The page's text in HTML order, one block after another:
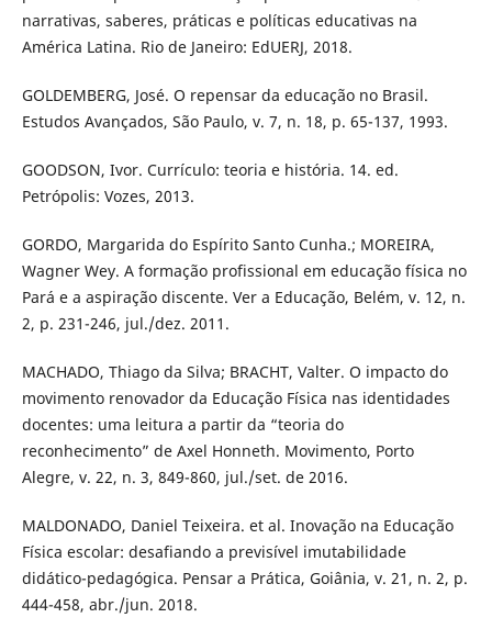
narrativas, saberes, práticas e políticas educativas na
América Latina. Rio de Janeiro: EdUERJ, 2018.
GOLDEMBERG, José. O repensar da educação no Brasil.
Estudos Avançados, São Paulo, v. 7, n. 18, p. 65-137, 1993.
GOODSON, Ivor. Currículo: teoria e história. 14. ed.
Petrópolis: Vozes, 2013.
GORDO, Margarida do Espírito Santo Cunha.; MOREIRA,
Wagner Wey. A formação profissional em educação física no
Pará e a aspiração discente. Ver a Educação, Belém, v. 12, n.
2, p. 231-246, jul./dez. 2011.
MACHADO, Thiago da Silva; BRACHT, Valter. O impacto do
movimento renovador da Educação Física nas identidades
docentes: uma leitura a partir da “teoria do
reconhecimento” de Axel Honneth. Movimento, Porto
Alegre, v. 22, n. 3, 849-860, jul./set. de 2016.
MALDONADO, Daniel Teixeira. et al. Inovação na Educação
Física escolar: desafiando a previsível imutabilidade
didático-pedagógica. Pensar a Prática, Goiânia, v. 21, n. 2, p.
444-458, abr./jun. 2018.